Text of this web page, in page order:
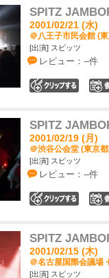
SPITZ
2001/02/21 (水)
＠八王子市民会館 (
[出演] スピッツ
レビュー：--件
SPITZ
2001/02/19 (月)
＠渋谷公会堂 (東京
[出演] スピッツ
レビュー：--件
SPITZ
2001/02/15 (木)
＠名古屋国際会議場
[出演] スピッツ